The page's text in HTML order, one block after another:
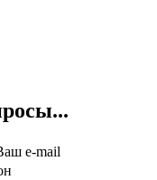
e-mail